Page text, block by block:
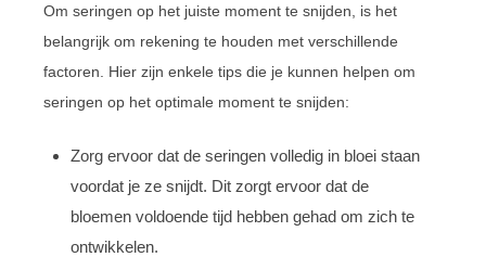
Om seringen op het juiste moment te snijden, is het
belangrijk om rekening te houden met verschillende
factoren. Hier zijn enkele tips die je kunnen helpen om
seringen op het optimale moment te snijden:
Zorg ervoor dat de seringen volledig in bloei staan
voordat je ze snijdt. Dit zorgt ervoor dat de
bloemen voldoende tijd hebben gehad om zich te
ontwikkelen.